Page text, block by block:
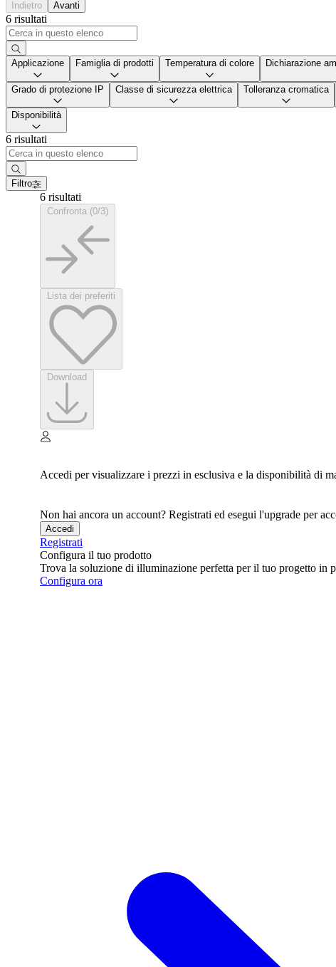
Indietro Avanti
6 risultati
Applicazione Famiglia di prodotti Temperatura di colore Dichiarazione
Grado di protezione IP Classe di sicurezza elettrica Tolleranza cromatica
Disponibilità
6 risultati
Filtro
6 risultati
Accedi per visualizzare i prezzi in esclusiva e la disponibilità di
Non hai ancora un account? Registrati ed esegui l'upgrade per
Accedi
Registrati
Configura il tuo prodotto
Trova la soluzione di illuminazione perfetta per il tuo progetto in
Configura ora